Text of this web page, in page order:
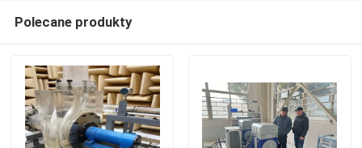
Polecane produkty